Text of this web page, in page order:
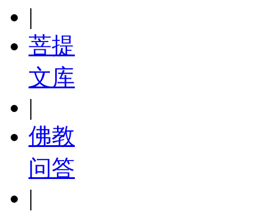
|
菩提
文库
|
佛教
问答
|